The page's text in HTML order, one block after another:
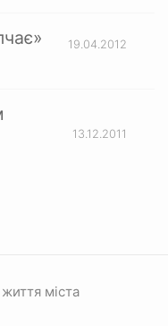
19.04.2012
13.12.2011
міста